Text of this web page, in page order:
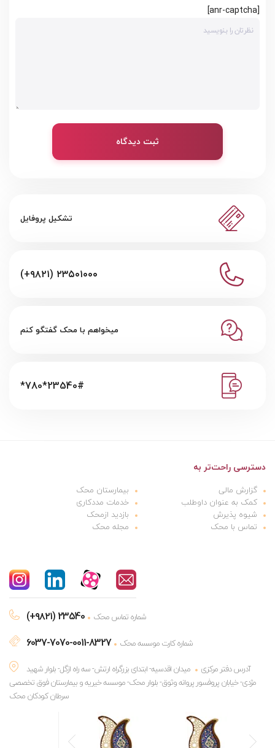
[anr-captcha]
ثبت دیدگاه
تشکیل پروفایل
(+۹۸۲۱) ۲۳۵۰۱۰۰۰
میخواهم با محک گفتگو کنم
*780*23540#
دسترسی راحت‌تر به
گزارش مالی
بیمارستان محک
کمک به عنوان داوطلب
خدمات مددکاری
شیوه پذیرش
بازدید ازمحک
تماس با محک
مجله محک
(+۹۸۲۱) 23540 شماره تماس محک
6037-7070-0011-8327
شماره کارت موسسه محک
آدرس دفتر مرکزی
میدان اقدسیه- ابتدای بزرگراه ارتش- سه راه ازگل- بلوار شهید
مژدی- خیابان پروفسور پروانه وثوق- بلوار محک- موسسه خیریه و بیمارستان فوق تخصصی
سرطان کودکان محک